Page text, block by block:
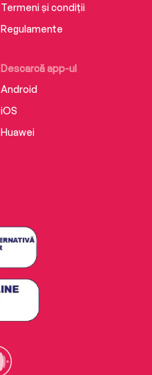
Descarcă app-ul
Android
iOS
Huawei
Termeni și condiții
Regulamente